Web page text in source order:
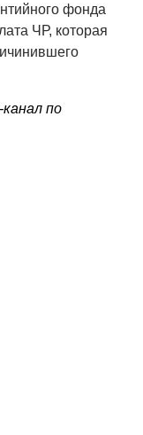
фонда
ЧР, которая
по